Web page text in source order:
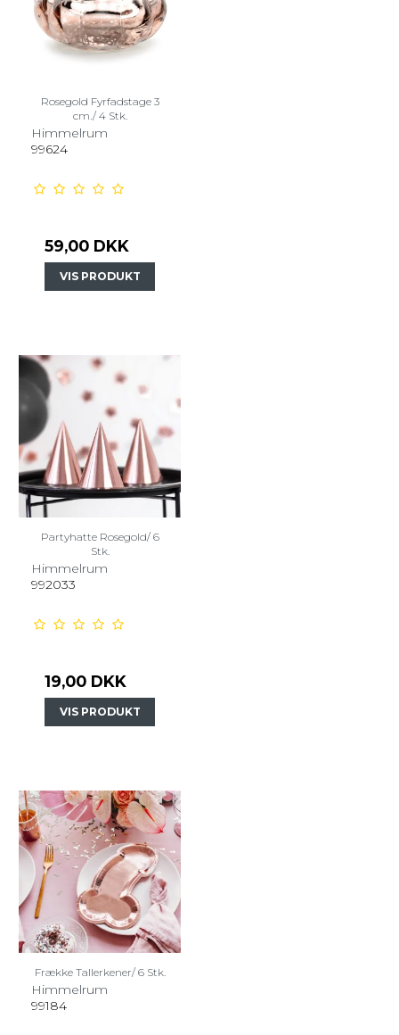
Rosegold Fyrfadstage 3
cm./ 4 Stk.
Himmelrum
99624
59,00 DKK
VIS PRODUKT
Partyhatte Rosegold/ 6
Stk.
Himmelrum
992033
19,00 DKK
VIS PRODUKT
Frække Tallerkener/ 6 Stk.
Himmelrum
99184